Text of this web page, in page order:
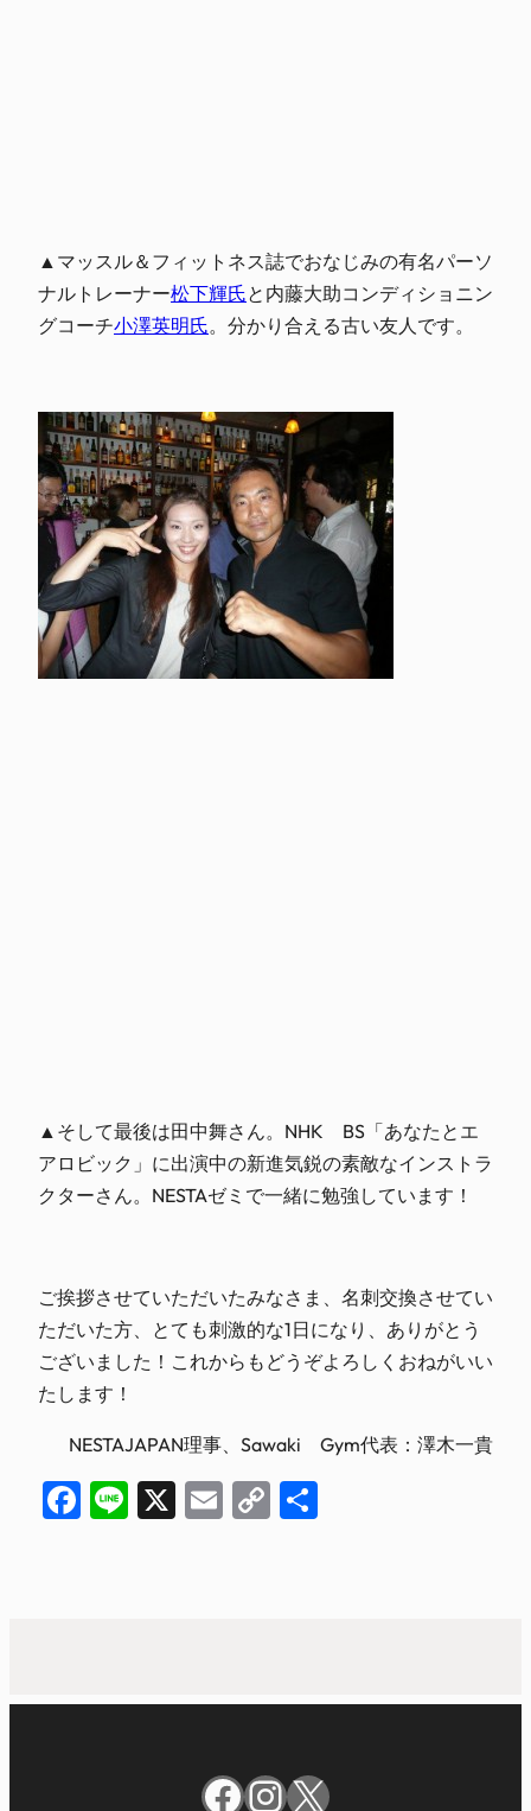
▲マッスル＆フィットネス誌でおなじみの有名パーソ
ナルトレーナー松下輝氏と内藤大助コンディショニン
グコーチ小澤英明氏。分かり合える古い友人です。
▲そして最後は田中舞さん。NHK BS「あなたとエ
アロビック」に出演中の新進気鋭の素敵なインストラ
クターさん。NESTAゼミで一緒に勉強しています！
ご挨拶させていただいたみなさま、名刺交換させてい
ただいた方、とても刺激的な1日になり、ありがとう
ございました！これからもどうぞよろしくおねがいい
たします！
NESTAJAPAN理事、Sawaki Gym代表：澤木一貴
Facebook
Line
X EmailCopy
Facebook
Instagram
X